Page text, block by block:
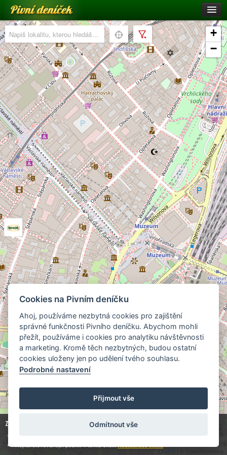
Pivní deníček
Restaurace a hospody
Pivní mapa
Pivní značky
Nápověda
Přihlásit se
Registrace
+
−
Leaflet
Zobrazuji
Restaurace Jáma
Cookies na Pivním deníčku
Ahoj, používáme nezbytná cookies pro zajištění
správné funkčnosti Pivního deníčku. Abychom mohli
přežít, používáme i cookies pro analytiku návštěvnosti
a marketing. Kromě těch nezbytných, budou ostatní
cookies uloženy jen po udělení tvého souhlasu.
Podrobné nastavení
Přijmout vše
Odmítnout vše